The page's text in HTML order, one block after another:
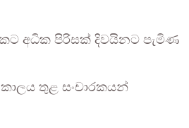
අධික පිරිසක් දිවයිනට පැමිණ
තුළ සංචාරකයන්